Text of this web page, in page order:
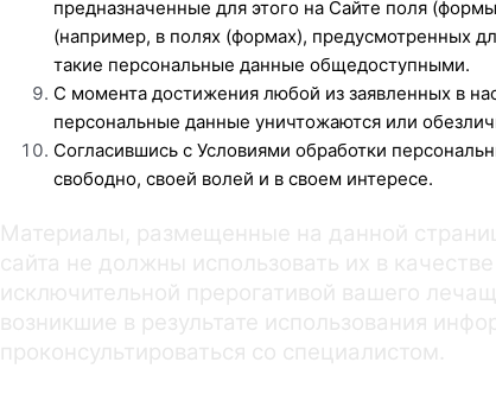
предназначенные для этого на Сайте поля
(например, в полях (формах), предусмотренных
такие персональные данные общедоступными.
С момента достижения любой из заявленных в
персональные данные уничтожаются или
Согласившись с Условиями обработки
свободно, своей волей и в своем интересе.
Материалы, размещенные на данной
сайта не должны использовать их в
исключительной прерогативой вашего
возникшие в результате использования
проконсультироваться со специалистом.